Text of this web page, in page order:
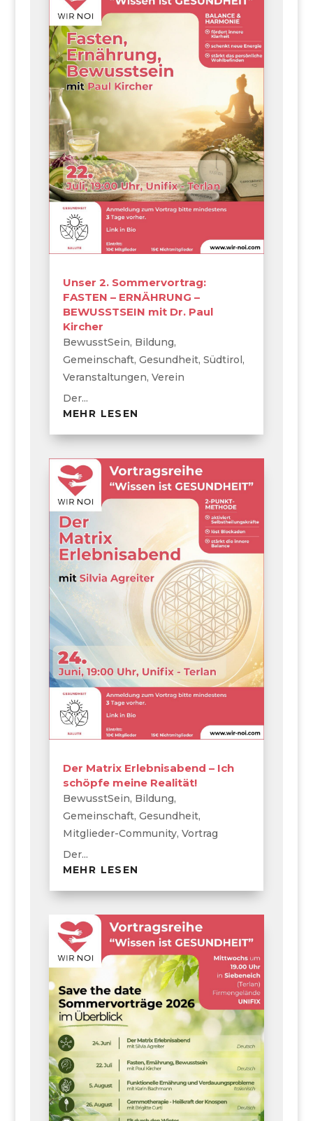
Unser 2. Sommervortrag:
FASTEN – ERNÄHRUNG –
BEWUSSTSEIN mit Dr. Paul
Kircher
BewusstSein, Bildung,
Gemeinschaft, Gesundheit, Südtirol,
Veranstaltungen, Verein
Der...
MEHR LESEN
Der Matrix Erlebnisabend – Ich
schöpfe meine Realität!
BewusstSein, Bildung,
Gemeinschaft, Gesundheit,
Mitglieder-Community, Vortrag
Der...
MEHR LESEN